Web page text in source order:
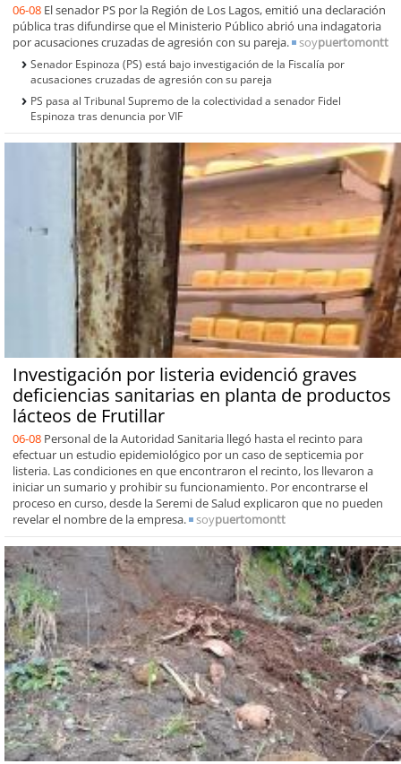
06-08 El senador PS por la Región de Los Lagos, emitió una declaración
pública tras difundirse que el Ministerio Público abrió una indagatoria
por acusaciones cruzadas de agresión con su pareja.
soypuertomontt
Senador Espinoza (PS) está bajo investigación de la Fiscalía por
acusaciones cruzadas de agresión con su pareja
PS pasa al Tribunal Supremo de la colectividad a senador Fidel
Espinoza tras denuncia por VIF
Investigación por listeria evidenció graves
deficiencias sanitarias en planta de productos
lácteos de Frutillar
06-08 Personal de la Autoridad Sanitaria llegó hasta el recinto para
efectuar un estudio epidemiológico por un caso de septicemia por
listeria. Las condiciones en que encontraron el recinto, los llevaron a
iniciar un sumario y prohibir su funcionamiento. Por encontrarse el
proceso en curso, desde la Seremi de Salud explicaron que no pueden
revelar el nombre de la empresa.
soypuertomontt